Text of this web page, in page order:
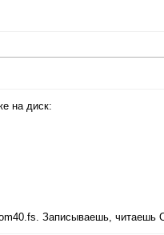
на диск:
Записываешь, читаешь